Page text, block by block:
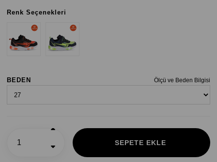
Renk Seçenekleri
Ölçü ve Beden Bilgisi
BEDEN